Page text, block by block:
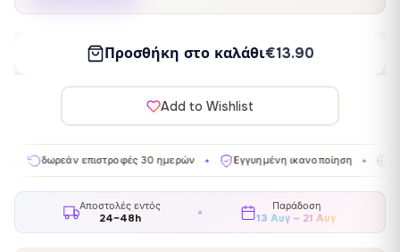
Προσθήκη στο καλάθι€13.90
Add to Wishlist
επιστροφές 30 ημερών ✦ Εγγυημένη ικανοποίηση ✦
Αποστολές εντός
24–48h
Παράδοση
13 Αυγ – 21 Αυγ